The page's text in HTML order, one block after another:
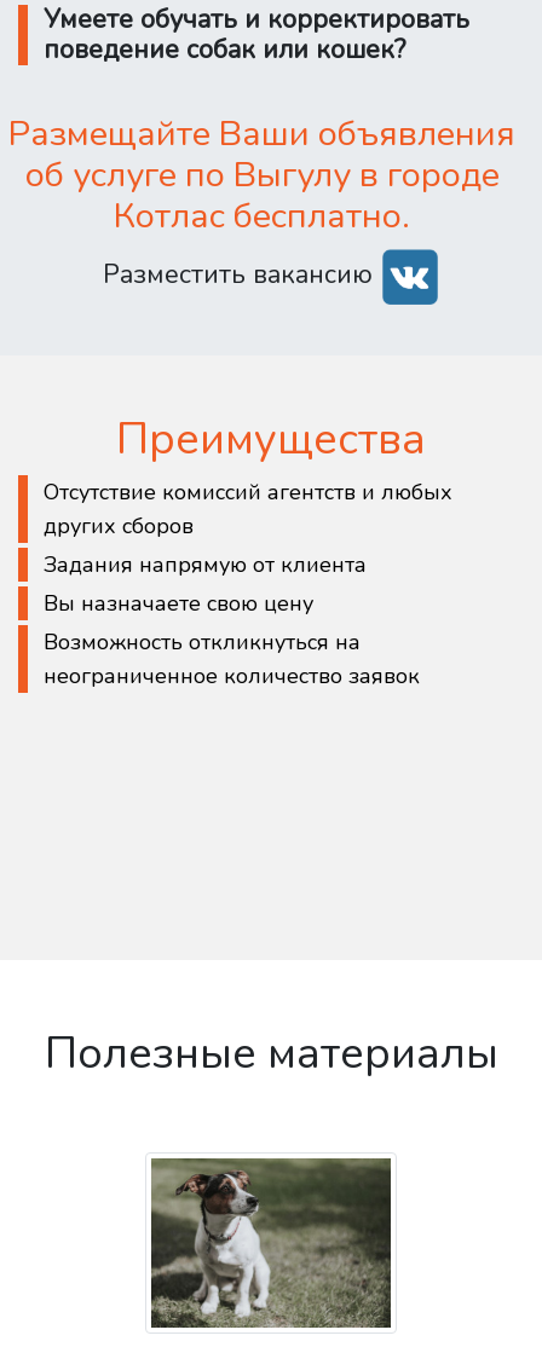
Умеете обучать и корректировать
поведение собак или кошек?
Размещайте Ваши объявления
об услуге по Выгулу в городе
Котлас бесплатно.
Разместить вакансию
Преимущества
Отсутствие комиссий агентств и любых
других сборов
Задания напрямую от клиента
Вы назначаете свою цену
Возможность откликнуться на
неограниченное количество заявок
Полезные материалы